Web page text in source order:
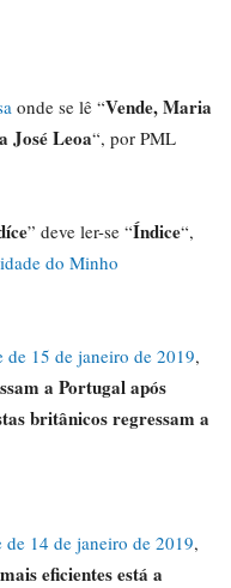
onde se lê “Vende, Maria
José Leoa“, por PML
” deve ler-se “Índice“,
do Minho
de 15 de janeiro de 2019,
a Portugal após
britânicos regressam a
14 de janeiro de 2019,
eficientes está a